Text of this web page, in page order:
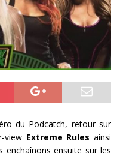
du Podcatch, retour sur
view Extreme Rules ainsi
enchaînons ensuite sur les